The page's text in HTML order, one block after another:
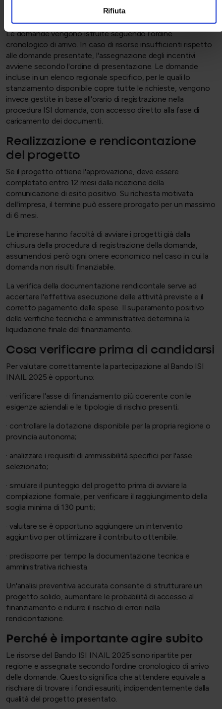
Rifiuta
Le domande vengono istruite seguendo l'ordine
cronologico di arrivo. In caso di risorse insufficienti rispetto
alle domande presentate, l'assegnazione degli incentivi
avviene secondo l'ordine di presentazione. Le domande
incluse in un elenco regionale specifico, per le quali lo
stanziamento disponibile copre tutte le richieste, vengono
invece gestite in base all'orario di registrazione nella
procedura ISI domanda, con accesso diretto alla fase di
caricamento dei documenti.
Realizzazione e rendicontazione
del progetto
Se il progetto ottiene l'approvazione, deve essere
completato entro 12 mesi dalla ricezione della
comunicazione di esito positivo. Su richiesta motivata
dell'impresa, il termine può essere prorogato per un massimo
di 6 mesi.
Le imprese hanno facoltà di avviare i progetti già dalla
chiusura della procedura di registrazione della domanda,
assumendosi però ogni onere economico nel caso in cui la
domanda non risulti finanziabile.
La verifica della documentazione rendicontale serve ad
accertare l'effettiva esecuzione delle attività previste e il
corretto pagamento delle spese. Il superamento positivo
delle verifiche tecniche e amministrative determina la
liquidazione finale del finanziamento.
Cosa verificare prima di candidarsi
Per valutare correttamente la partecipazione al Bando ISI
INAIL 2025 è opportuno:
· verificare l'asse di finanziamento più coerente con le
esigenze aziendali e le tipologie di rischio presenti;
· controllare la dotazione disponibile per la propria regione o
provincia autonoma;
· analizzare i requisiti di ammissibilità specifici per l'asse
selezionato;
· simulare il punteggio del progetto prima di avviare la
compilazione formale, per verificare il raggiungimento della
soglia minima di 130 punti;
· valutare se è opportuno aggiungere un intervento
aggiuntivo per ottimizzare il contributo ottenibile;
· predisporre per tempo la documentazione tecnica e
amministrativa richiesta.
Un'analisi preventiva accurata consente di strutturare un
progetto solido, aumentare le probabilità di accesso al
finanziamento e ridurre il rischio di errori nella
rendicontazione.
Perché è importante agire subito
Le risorse del Bando ISI INAIL 2025 sono ripartite per
regione e assegnate secondo l'ordine cronologico di arrivo
delle domande. Questo significa che attendere equivale a
rischiare di trovare i fondi esauriti, indipendentemente dalla
qualità del progetto presentato.